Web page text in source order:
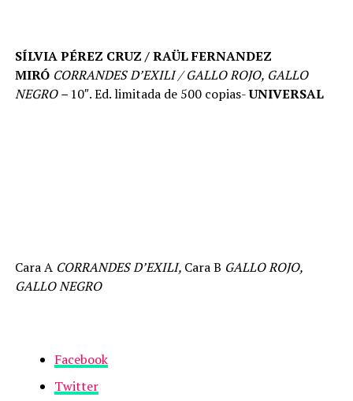
SÍLVIA PÉREZ CRUZ / RAÜL FERNANDEZ
MIRÓ CORRANDES D’EXILI / GALLO ROJO, GALLO
NEGRO – 10″. Ed. limitada de 500 copias-UNIVERSAL
Cara A CORRANDES D’EXILI, Cara B GALLO ROJO,
GALLO NEGRO
Facebook
Twitter